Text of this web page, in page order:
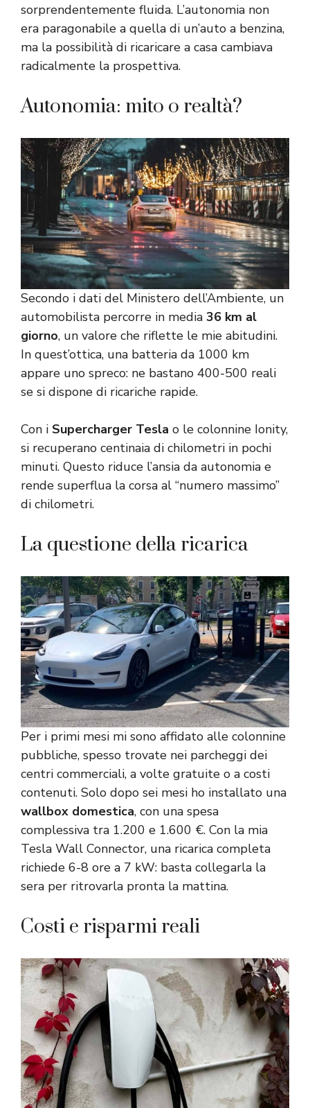
sorprendentemente fluida. L’autonomia non
era paragonabile a quella di un’auto a benzina,
ma la possibilità di ricaricare a casa cambiava
radicalmente la prospettiva.
Autonomia: mito o realtà?
Secondo i dati del Ministero dell’Ambiente, un
automobilista percorre in media 36 km al
giorno, un valore che riflette le mie abitudini.
In quest’ottica, una batteria da 1000 km
appare uno spreco: ne bastano 400-500 reali
se si dispone di ricariche rapide.
Con i Supercharger Tesla o le colonnine Ionity,
si recuperano centinaia di chilometri in pochi
minuti. Questo riduce l’ansia da autonomia e
rende superflua la corsa al “numero massimo”
di chilometri.
La questione della ricarica
Per i primi mesi mi sono affidato alle colonnine
pubbliche, spesso trovate nei parcheggi dei
centri commerciali, a volte gratuite o a costi
contenuti. Solo dopo sei mesi ho installato una
wallbox domestica, con una spesa
complessiva tra 1.200 e 1.600 €. Con la mia
Tesla Wall Connector, una ricarica completa
richiede 6-8 ore a 7 kW: basta collegarla la
sera per ritrovarla pronta la mattina.
Costi e risparmi reali